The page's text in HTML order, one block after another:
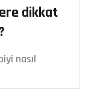
dikkat
nasıl